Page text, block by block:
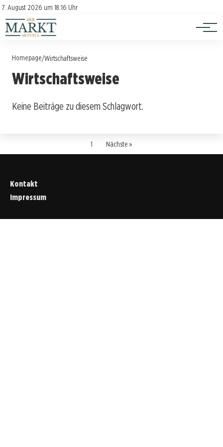
7. August 2026 um 18:16 Uhr
Kontakt
Impressum
Investition
Verbraucherschutz
Homepage/Wirtschaftsweise
Wirtschaftsweise
Keine Beiträge zu diesem Schlagwort.
1 Nächste »
Kontakt
Impressum